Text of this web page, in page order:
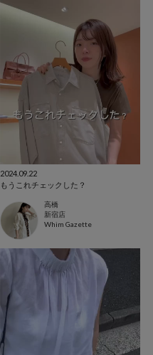
2024.09.22
もうこれチェックした？
高橋
新宿店
Whim Gazette